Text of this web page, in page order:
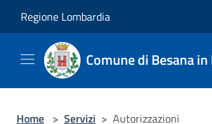
Regione Lombardia
Comune di Besana
Home > Servizi > Autorizzazioni